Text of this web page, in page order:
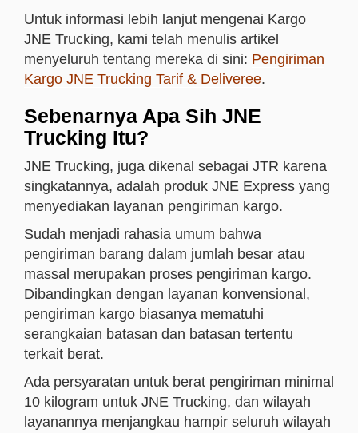
Untuk informasi lebih lanjut mengenai Kargo
JNE Trucking, kami telah menulis artikel
menyeluruh tentang mereka di sini: Pengiriman
Kargo JNE Trucking Tarif & Deliveree.
Sebenarnya Apa Sih JNE
Trucking Itu?
JNE Trucking, juga dikenal sebagai JTR karena
singkatannya, adalah produk JNE Express yang
menyediakan layanan pengiriman kargo.
Sudah menjadi rahasia umum bahwa
pengiriman barang dalam jumlah besar atau
massal merupakan proses pengiriman kargo.
Dibandingkan dengan layanan konvensional,
pengiriman kargo biasanya mematuhi
serangkaian batasan dan batasan tertentu
terkait berat.
Ada persyaratan untuk berat pengiriman minimal
10 kilogram untuk JNE Trucking, dan wilayah
layanannya menjangkau hampir seluruh wilayah